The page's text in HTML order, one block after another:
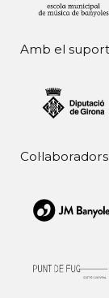
Amb el
Col·laboradors: